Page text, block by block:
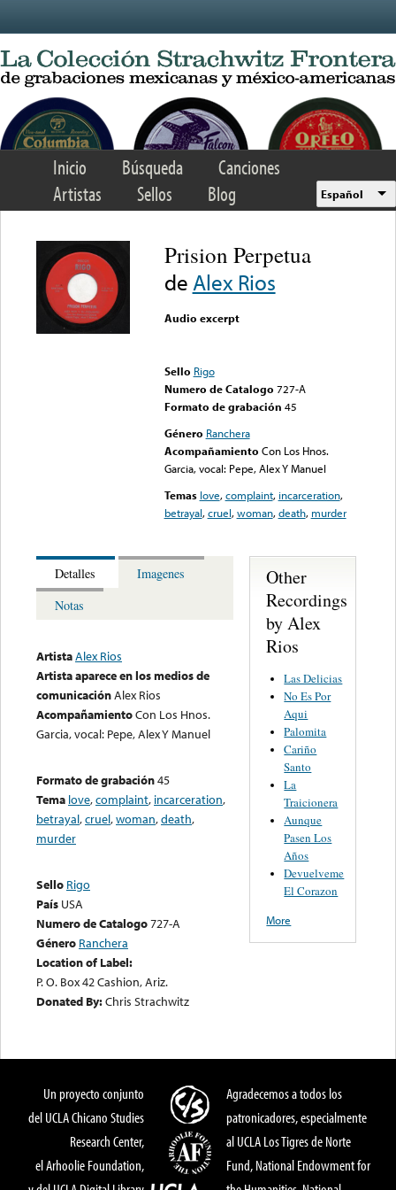
Inicio Búsqueda
Canciones
Artistas
Sellos Blog Español
Prision Perpetua
de Alex Rios
Audio excerpt
Sello Rigo
Numero de Catalogo 727-A
Formato de grabación 45
Género Ranchera
Acompañamiento Con Los Hnos.
Garcia, vocal: Pepe, Alex Y Manuel
Temas love,complaint, incarceration,
betrayal,cruel,woman,death, murder
Detalles
Imagenes
Notas
ArtistaAlex Rios
Artista aparece en los medios de
comunicaciónAlex Rios
AcompañamientoCon Los Hnos.
Garcia, vocal: Pepe, Alex Y Manuel
Formato de grabación45
Tema love,complaint, incarceration,
betrayal,cruel,woman,death,
murder
Sello Rigo
País USA
Numero de Catalogo727-A
Género Ranchera
Location of Label:
P. O. Box 42 Cashion, Ariz.
Donated By:Chris Strachwitz
Other
Recordings
by Alex
Rios
Las Delicias
No Es Por
Aqui
Palomita
Cariño
Santo
La
Traicionera
Aunque
Pasen Los
Años
Devuelveme
El Corazon
More
Un proyecto conjunto
del UCLA Chicano Studies
Research Center,
el Arhoolie Foundation,
Agradecemos a todos los
patronicadores, especialmente
al UCLA Los Tigres de Norte
Fund, National Endowment for